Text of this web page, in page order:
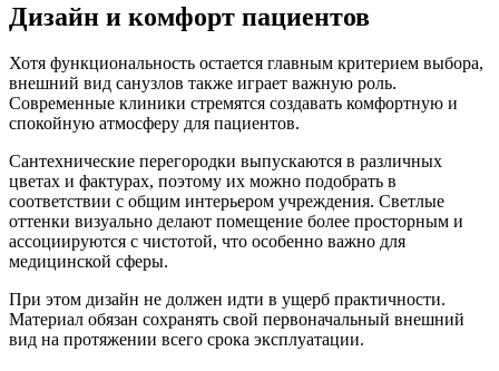
Дизайн и комфорт пациентов
Хотя функциональность остается главным критерием выбора,
внешний вид санузлов также играет важную роль.
Современные клиники стремятся создавать комфортную и
спокойную атмосферу для пациентов.
Сантехнические перегородки выпускаются в различных
цветах и фактурах, поэтому их можно подобрать в
соответствии с общим интерьером учреждения. Светлые
оттенки визуально делают помещение более просторным и
ассоциируются с чистотой, что особенно важно для
медицинской сферы.
При этом дизайн не должен идти в ущерб практичности.
Материал обязан сохранять свой первоначальный внешний
вид на протяжении всего срока эксплуатации.